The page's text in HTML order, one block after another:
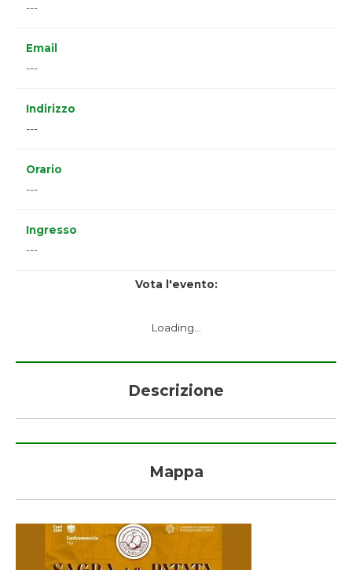
---
Email
---
Indirizzo
---
Orario
---
Ingresso
---
Vota l'evento:
Loading...
Descrizione
Mappa